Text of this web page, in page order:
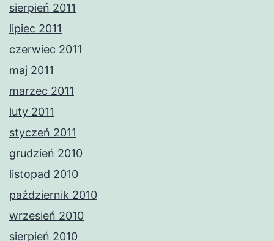
sierpień 2011
lipiec 2011
czerwiec 2011
maj 2011
marzec 2011
luty 2011
styczeń 2011
grudzień 2010
listopad 2010
październik 2010
wrzesień 2010
sierpień 2010